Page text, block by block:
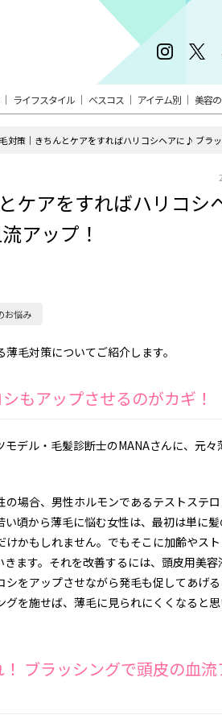
ライフスタイル ベスコス アイテム別 美容
対策｜きちんとケアをすればハリコシヘアに♪ ブラ
ケアをすればハリコシ
アップ！
お悩み
毛対策についてご紹介します。
もアップさせるのがカギ！
デル・毛髪診断士のMANAさんに、元々
の場合、男性ホルモンであるテストステ
頃から薄毛に悩む女性は、最初は単に
かもしれません。でもそこに加齢やス
ます。それを改善するには、頭皮用美容
をアップさせながら発毛も促してあげ
を施せば、薄毛に見られにくくなると
ブラッシングで頭皮の血流